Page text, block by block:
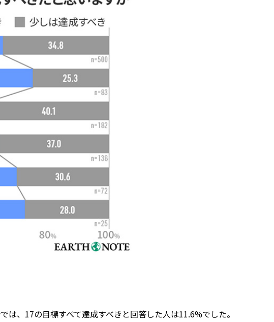
は、17の目標すべて達成すべきと回答した人は11.6%でした。